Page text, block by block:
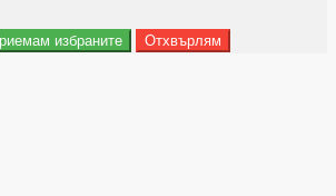
избраните Отхвърлям